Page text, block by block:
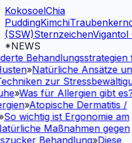
KokosoelChia
PuddingKimchi
(SSW)SternzeichenVigantol
*NEWS
Behandlungsstrategien
»Natürliche Ansätze
zur
»Was für Allergien gibt es?
»Atopische Dermatitis /
So wichtig ist Ergonomie am
Maßnahmen gegen
Behandlung»Diese